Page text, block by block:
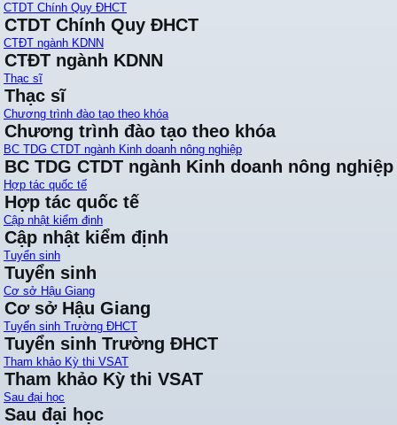
CTDT Chính Quy ĐHCT
CTDT Chính Quy ĐHCT
CTĐT ngành KDNN
CTĐT ngành KDNN
Thạc sĩ
Thạc sĩ
Chương trình đào tạo theo khóa
Chương trình đào tạo theo khóa
BC TDG CTDT ngành Kinh doanh nông nghiệp
BC TDG CTDT ngành Kinh doanh nông nghiệp
Hợp tác quốc tế
Hợp tác quốc tế
Cập nhật kiểm định
Cập nhật kiểm định
Tuyển sinh
Tuyển sinh
Cơ sở Hậu Giang
Cơ sở Hậu Giang
Tuyển sinh Trường ĐHCT
Tuyển sinh Trường ĐHCT
Tham khảo Kỳ thi VSAT
Tham khảo Kỳ thi VSAT
Sau đại học
Sau đại học